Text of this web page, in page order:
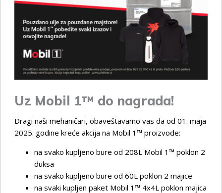
Uz Mobil 1™ do nagrada!
Dragi naši mehaničari, obaveštavamo vas da od 01. maja
2025. godine kreće akcija na Mobil 1™ proizvode:
na svako kupljeno bure od 208L Mobil 1™ poklon 2
duksa
na svako kupljeno bure od 60L poklon 2 majice
na svaki kupljen paket Mobil 1™ 4x4L poklon majica